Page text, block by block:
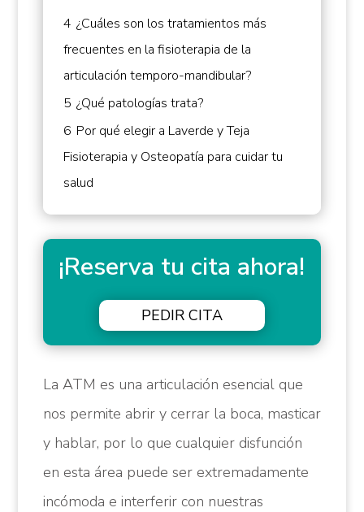
4 ¿Cuáles son los tratamientos más
frecuentes en la fisioterapia de la
articulación temporo-mandibular?
5 ¿Qué patologías trata?
6 Por qué elegir a Laverde y Teja
Fisioterapia y Osteopatía para cuidar tu
salud
¡Reserva tu cita ahora!
PEDIR CITA
La ATM es una articulación esencial que
nos permite abrir y cerrar la boca, masticar
y hablar, por lo que cualquier disfunción
en esta área puede ser extremadamente
incómoda e interferir con nuestras